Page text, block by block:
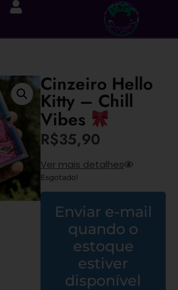
Cinzeiro Hello
Kitty – Chill
Vibes
R$35,90
Ver mais detalhes
Esgotado!
Enviar e-mail
quando o
estoque
estiver
disponível